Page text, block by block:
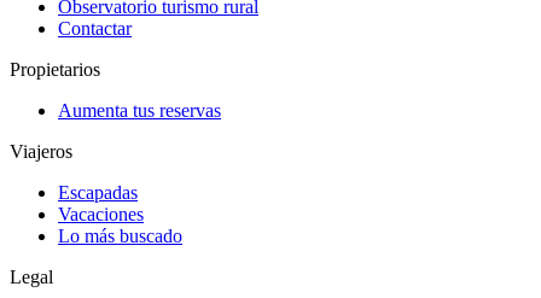
Observatorio turismo rural
Contactar
Propietarios
Aumenta tus reservas
Viajeros
Escapadas
Vacaciones
Lo más buscado
Legal